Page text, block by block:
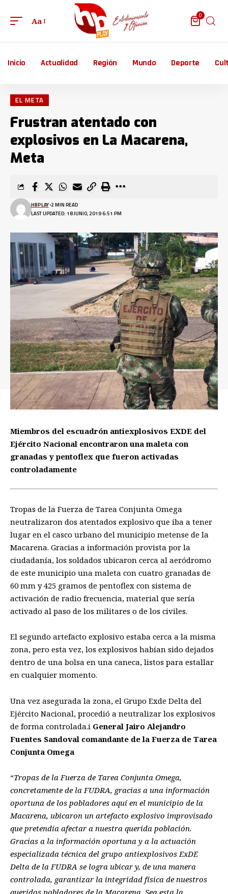
Aa
0
Inicio Actualidad Región Mundo Deporte
EL META
Frustran atentado con
explosivos en La Macarena,
Meta
LAST UPDATED: 18 JUNIO, 2019 6:51 PM
HBPLAY 2 MIN READ
Miembros del escuadrón antiexplosivos EXDE del
Ejército Nacional encontraron una maleta con
granadas y pentoflex que fueron activadas
controladamente
Tropas de la Fuerza de Tarea Conjunta Omega
neutralizaron dos atentados explosivo que iba a tener
lugar en el casco urbano del municipio metense de la
Macarena. Gracias a información provista por la
ciudadanía, los soldados ubicaron cerca al aeródromo
de este municipio una maleta con cuatro granadas de
60 mm y 425 gramos de pentoflex con sistema de
activación de radio frecuencia, material que sería
activado al paso de los militares o de los civiles.
El segundo artefacto explosivo estaba cerca a la misma
zona, pero esta vez, los explosivos habían sido dejados
dentro de una bolsa en una caneca, listos para estallar
en cualquier momento.
Una vez asegurada la zona, el Grupo Exde Delta del
Ejército Nacional, procedió a neutralizar los explosivos
de forma controlada.i General Jairo Alejandro
Fuentes Sandoval comandante de la Fuerza de Tarea
Conjunta Omega
“Tropas de la Fuerza de Tarea Conjunta Omega,
concretamente de la FUDRA, gracias a una información
oportuna de los pobladores aquí en el municipio de la
Macarena, ubicaron un artefacto explosivo improvisado
que pretendía afectar a nuestra querida población.
Gracias a la información oportuna y a la actuación
especializada técnica del grupo antiexplosivos ExDE
Delta de la FUDRA se logra ubicar y, de una manera
controlada, garantizar la integridad física de nuestros